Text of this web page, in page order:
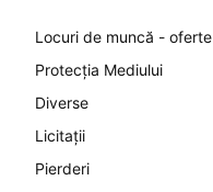
Locuri de muncă - oferte
Protecția Mediului
Diverse
Licitații
Pierderi